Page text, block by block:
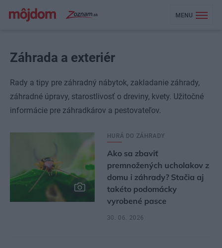
MENU
Záhrada a exteriér
Rady a tipy pre záhradný nábytok, zakladanie záhrady,
záhradné úpravy, starostlivosť o dreviny, kvety. Užitočné
informácie pre záhradkárov a pestovateľov.
HURÁ DO ZÁHRADY
Ako sa zbaviť
premnožených ucholakov z
domu i záhrady? Stačia aj
takéto podomácky
vyrobené pasce
30. 06. 2026